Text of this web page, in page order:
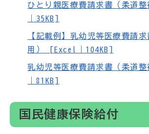
ひとり親医療費請求書（柔道
｜35KB]
【記載例】乳幼児等医療費請
用） [Excel｜104KB]
乳幼児等医療費請求書（柔道
｜81KB]
国民健康保険給付